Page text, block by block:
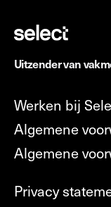
Uitzender van
Werken bij
Algemene
Algemene
Privacy